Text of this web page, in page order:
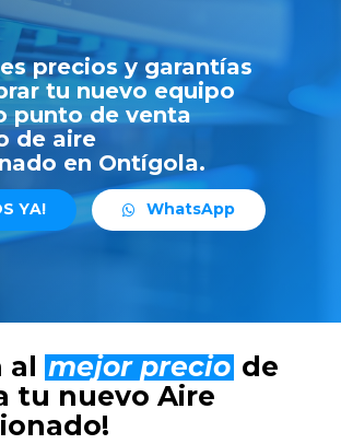
precios y garantías
tu nuevo equipo
punto de venta
de aire
en Ontígola.
S YA! WhatsApp
al mejor precio de
tu nuevo Aire